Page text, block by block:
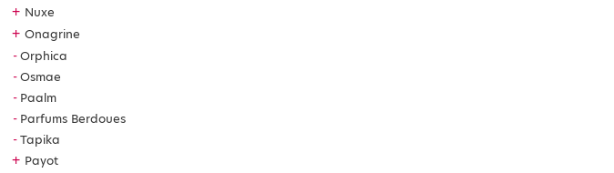
+ Nuxe
+ Onagrine
Orphica
Osmae
Paalm
Parfums Berdoues
Tapika
+ Payot